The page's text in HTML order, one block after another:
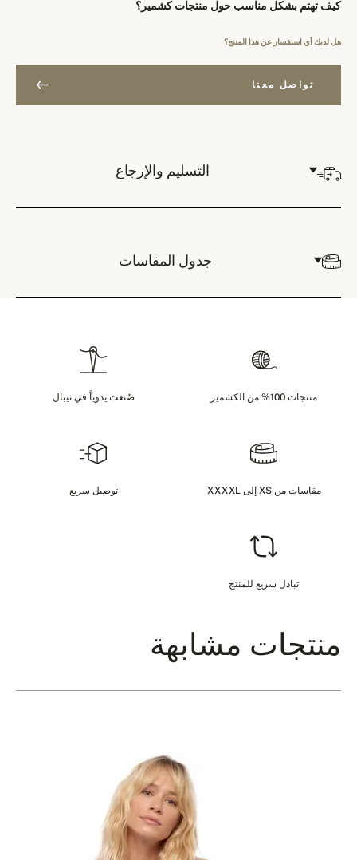
كيف تهتم بشكل مناسب حول منتجات كشمير؟
هل لديك أي استفسار عن هذا المنتج؟
تواصل معنا
التسليم والإرجاع
جدول المقاسات
منتجات 100% من الكشمير صُنعت يدوياً في نيبال
مقاسات من XS إلى XXXXL توصيل سريع
تبادل سريع للمنتج
منتجات مشابهة